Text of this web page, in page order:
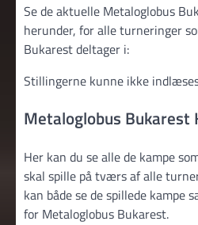
Se de aktuelle Metaloglobus
herunder, for alle turneringer
Bukarest deltager i:
Stillingerne kunne ikke
Metaloglobus Bukarest
Her kan du se alle de kampe
skal spille på tværs af alle
kan både se de spillede kampe
for Metaloglobus Bukarest.